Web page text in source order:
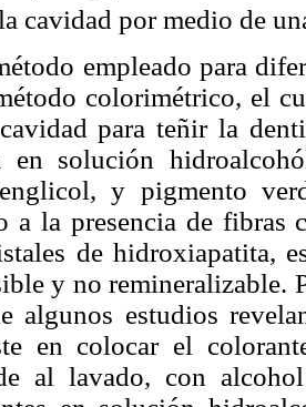
cavidad por medio de
empleado para
colorimétrico, el
para teñir la
en solución
y pigmento
a la presencia de fibras
de hidroxiapatita,
y no remineralizable.
algunos estudios
en colocar el
al lavado, con